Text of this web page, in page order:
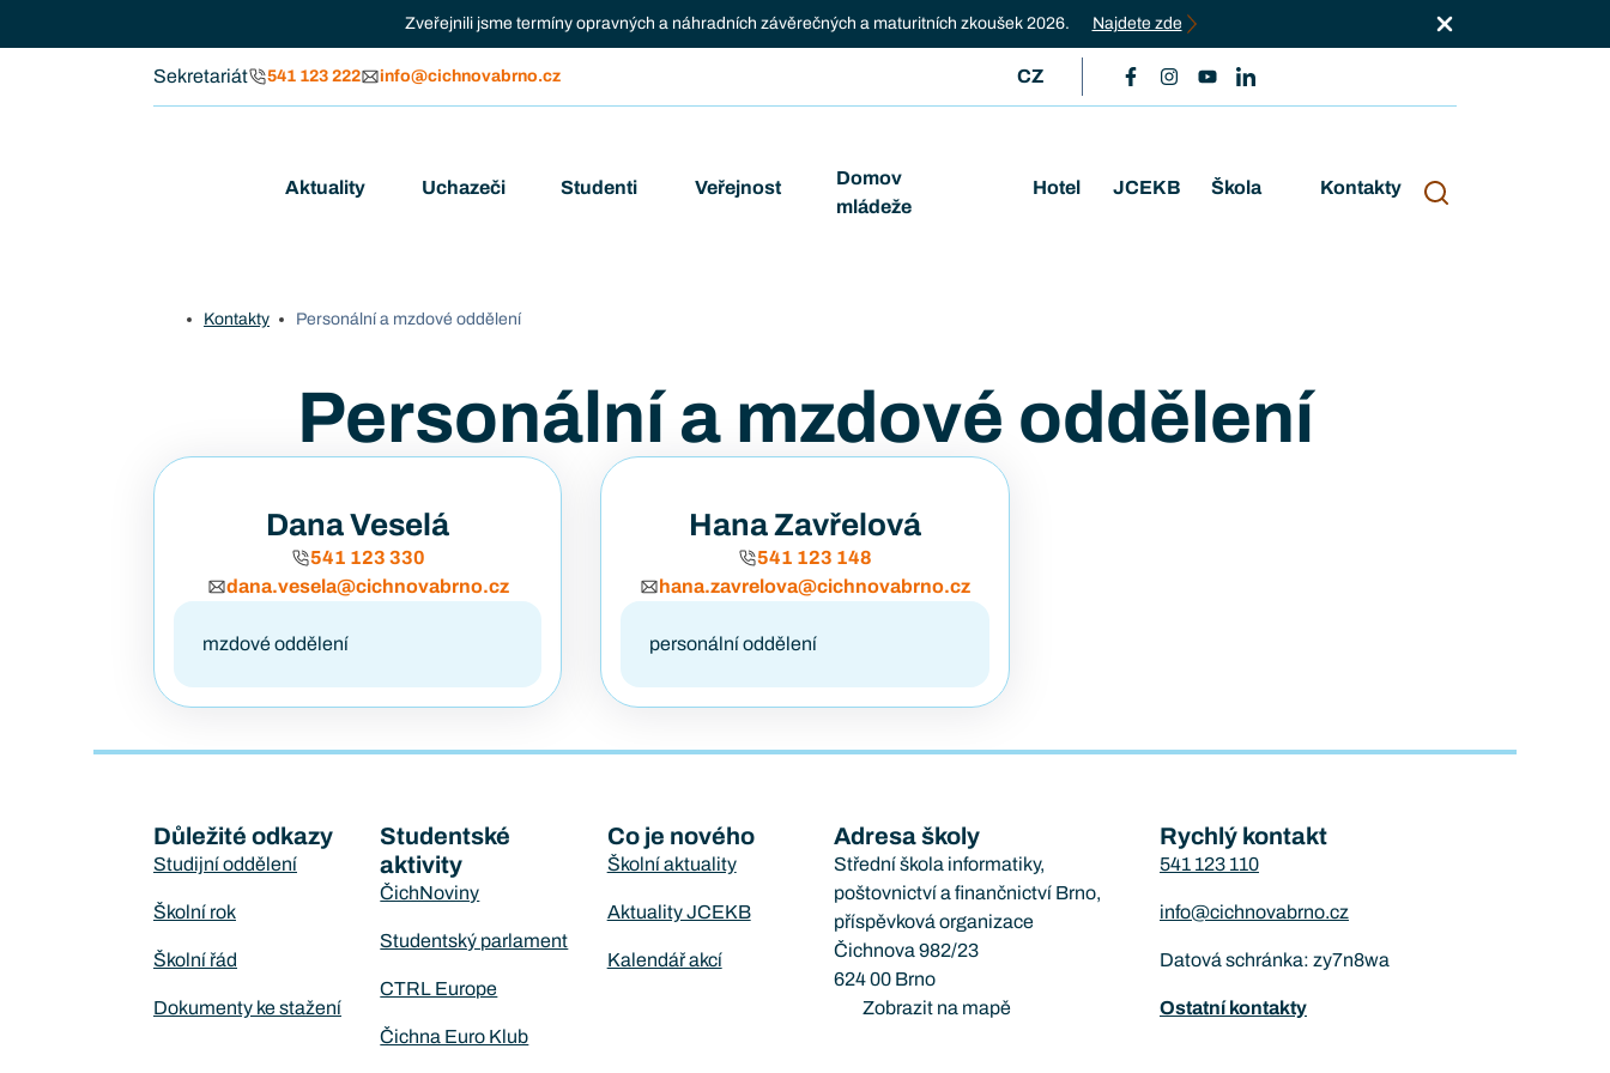
Zveřejnili jsme termíny opravných a náhradních závěrečných a maturitních zkoušek 2026. Najdete zde
Sekretariát 541 123 222 info@cichnovabrno.cz CZ
Aktuality Uchazeči Studenti Veřejnost
Domov
mládeže
Hotel JCEKB Škola Kontakty
Kontakty Personální a mzdové oddělení
Personální a mzdové oddělení
Dana Veselá
541 123 330
dana.vesela@cichnovabrno.cz
mzdové oddělení
Hana Zavřelová
541 123 148
hana.zavrelova@cichnovabrno.cz
personální oddělení
Důležité odkazy
Studijní oddělení
Školní rok
Školní řád
Dokumenty ke stažení
Studentské
aktivity
ČichNoviny
Studentský parlament
CTRL Europe
Čichna Euro Klub
Co je nového
Školní aktuality
Aktuality JCEKB
Kalendář akcí
Adresa školy
Střední škola informatiky,
poštovnictví a finančnictví Brno,
příspěvková organizace
Čichnova 982/23
624 00 Brno
Zobrazit na mapě
Rychlý kontakt
541 123 110
info@cichnovabrno.cz
Datová schránka: zy7n8wa
Ostatní kontakty